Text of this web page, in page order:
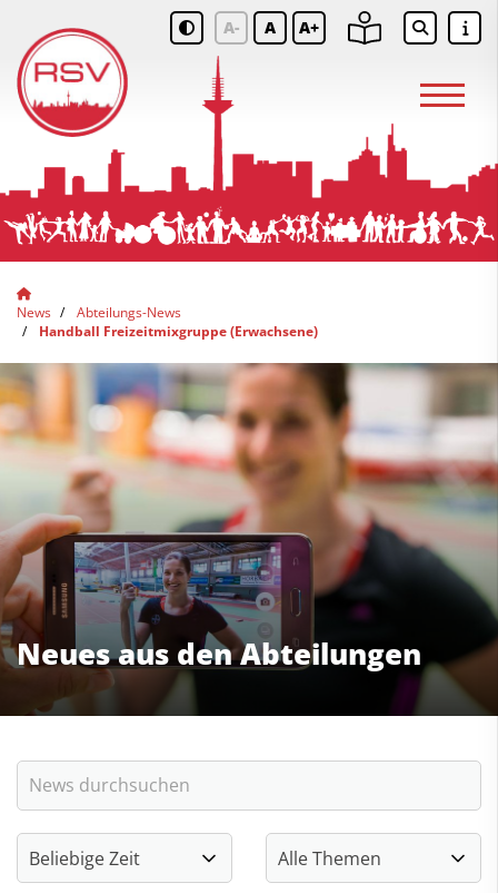
A- A A+
News
Abteilungs-News
Handball Freizeitmixgruppe (Erwachsene)
Neues aus den Abteilungen